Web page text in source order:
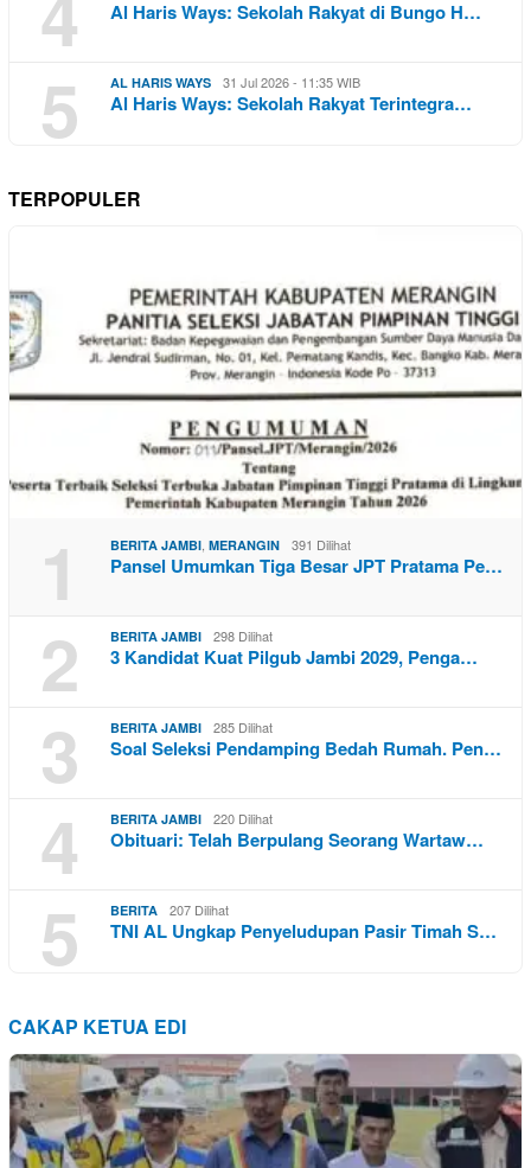
Al Haris Ways: Sekolah Rakyat di Bungo H…
5 AL HARIS WAYS 31 Jul 2026 - 11:35 WIB
Al Haris Ways: Sekolah Rakyat Terintegra…
TERPOPULER
1 BERITA JAMBI MERANGIN 391 Dilihat
Pansel Umumkan Tiga Besar JPT Pratama Pe…
2 BERITA JAMBI 298 Dilihat
3 Kandidat Kuat Pilgub Jambi 2029, Penga…
3 BERITA JAMBI 285 Dilihat
Soal Seleksi Pendamping Bedah Rumah. Pen…
4 BERITA JAMBI 220 Dilihat
Obituari: Telah Berpulang Seorang Wartaw…
5 BERITA 207 Dilihat
TNI AL Ungkap Penyeludupan Pasir Timah S…
CAKAP KETUA EDI